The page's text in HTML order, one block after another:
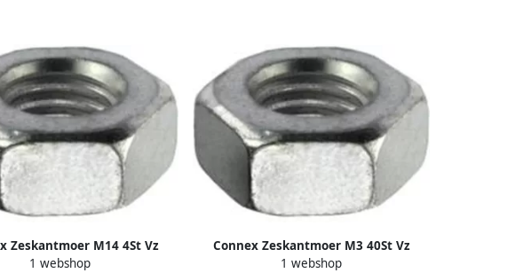
Zeskantmoer M14 4St Vz
KY4220014
1 webshop
Connex Zeskantmoer M3 40St Vz
KY4220003
1 webshop